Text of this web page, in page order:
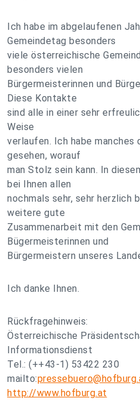
Ich habe im abgelaufenen
Gemeindetag besonders
viele österreichische
besonders vielen
Bürgermeisterinnen und
Diese Kontakte
sind alle in einer sehr
Weise
verlaufen. Ich habe manches
gesehen, worauf
man Stolz sein kann. In
bei Ihnen allen
nochmals sehr, sehr herzlich
weitere gute
Zusammenarbeit mit den
Bügermeisterinnen und
Bürgermeistern unseres
Ich danke Ihnen.
Rückfragehinweis:
Österreichische
Informationsdienst
Tel.: (++43-1) 53422 230
mailto:
http://www.hofburg.at